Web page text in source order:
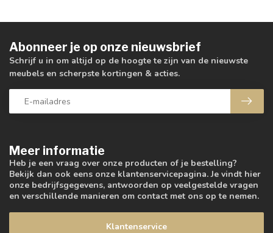
Meer informatie
Heb je een vraag over onze producten of je bestelling?
Bekijk dan ook eens onze klantenservicepagina. Je vindt hier
onze bedrijfsgegevens, antwoorden op veelgestelde vragen
en verschillende manieren om contact met ons op te nemen.
Klantenservice
Abonneer je op onze nieuwsbrief
Schrijf u in om altijd op de hoogte te zijn van de nieuwste
meubels en scherpste kortingen & acties.